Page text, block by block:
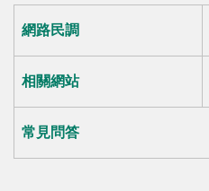
網路民調
相關網站
常見問答